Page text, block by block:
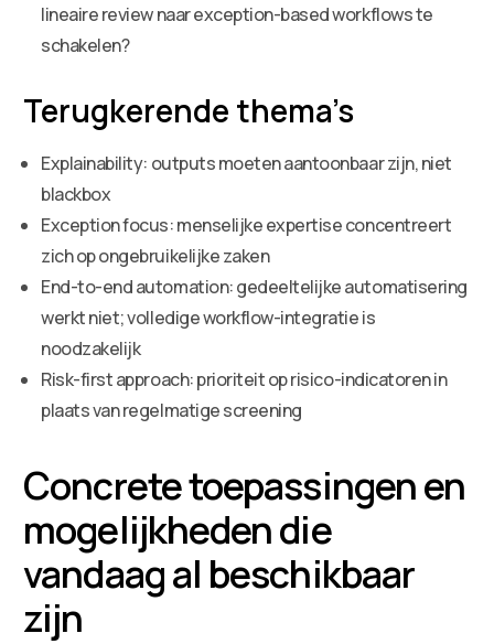
lineaire review naar exception-based workflows te
schakelen?
Terugkerende thema’s
Explainability: outputs moeten aantoonbaar zijn, niet
blackbox
Exception focus: menselijke expertise concentreert
zich op ongebruikelijke zaken
End-to-end automation: gedeeltelijke automatisering
werkt niet; volledige workflow-integratie is
noodzakelijk
Risk-first approach: prioriteit op risico-indicatoren in
plaats van regelmatige screening
Concrete toepassingen en
mogelijkheden die
vandaag al beschikbaar
zijn